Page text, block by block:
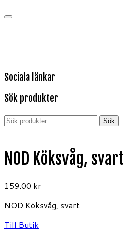
Sociala länkar
Sök produkter
Sök
Sök
NOD Köksvåg, svart
159.00 kr
NOD Köksvåg, svart
Till Butik